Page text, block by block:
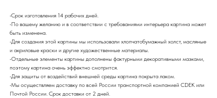
•Срок изготовления 14 рабочих дней.
•По вашему желанию и в соответствии с требованиями интерьера картина может
быть изменена.
•Для создания этой картины мы использовали хлопчатобумажный холст, масляные
и акриловые краски и другие художественные материалы.
•Отдельные элементы картины дополнены фактурными декоративными мазками,
поэтому картина очень эффектно смотрится.
•Для защиты от воздействий внешней среды картина покрыта лаком.
•Мы осуществляем доставку по всей России транспортной компанией CDEK или
Почтой России. Срок доставки от 2 дней.